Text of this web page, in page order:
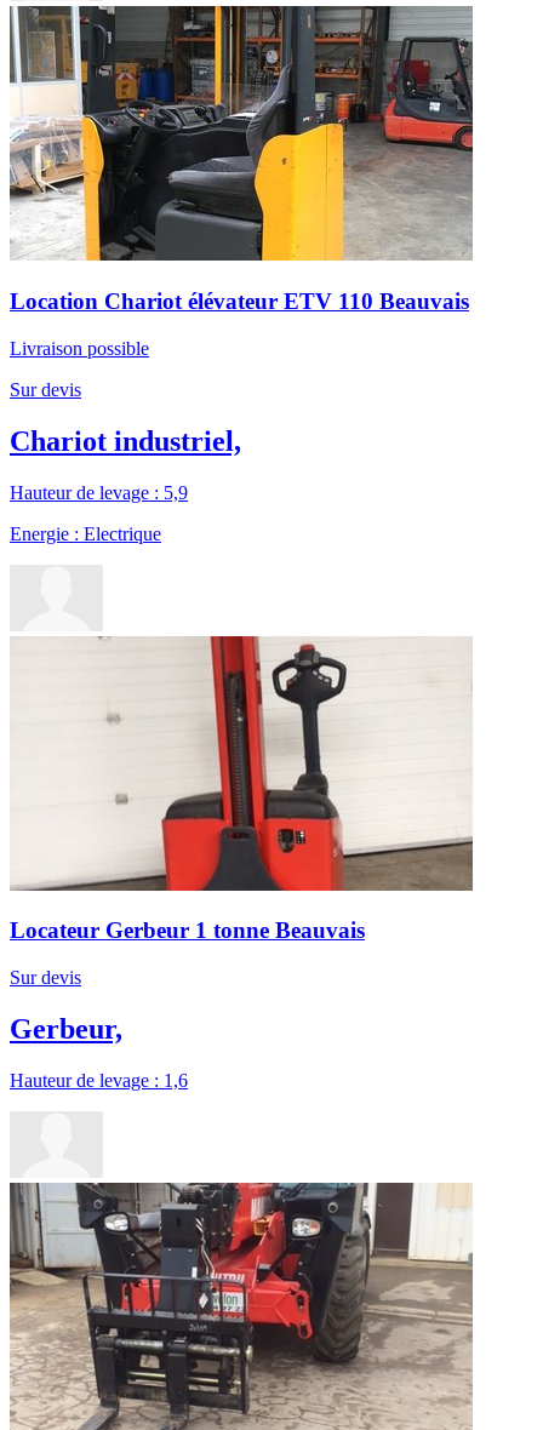
Location Chariot élévateur ETV 110 Beauvais
Livraison possible
Sur devis
Chariot industriel,
Hauteur de levage : 5,9
Energie : Electrique
Locateur Gerbeur 1 tonne Beauvais
Sur devis
Gerbeur,
Hauteur de levage : 1,6